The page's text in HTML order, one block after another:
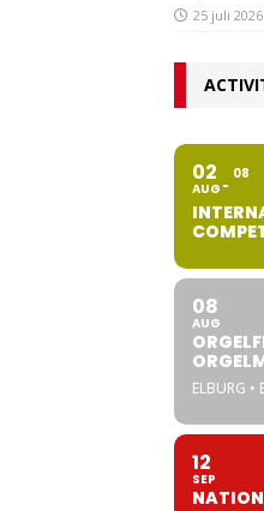
25 juli 2026
02
AUG
08
08
AUG
ELBURG •
12
SEP